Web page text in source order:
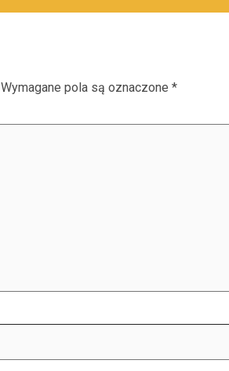
Wymagane pola są oznaczone *